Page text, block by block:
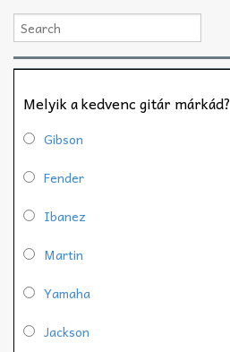
Melyik a kedvenc gitár márkád?
Gibson
Fender
Ibanez
Martin
Yamaha
Jackson